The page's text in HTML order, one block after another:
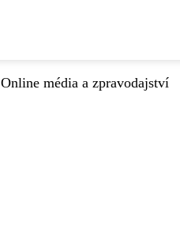
Online média a zpravodajství